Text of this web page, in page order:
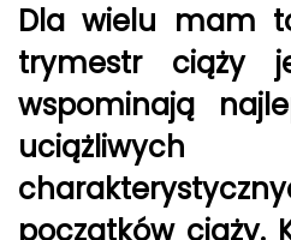
Dla wielu mam
trymestr ciąży
wspominają
uciążliwych
początków ciąży.